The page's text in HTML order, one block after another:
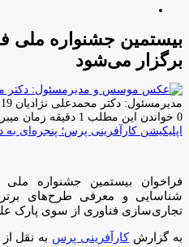
بیستمین جشنواره ملی
برگزار می‌شود
مدیرمسئول: دکتر محمدعلی نژادیان 19 مهر 1404 19:28
0 خواندن این مطلب 1 دقیقه زمان میبرد
اپلیکیشن کارآفرینی پرس؛ پنجره‌ای به
فراخوان بیستمین جشنواره
شناسایی و معرفی طرح‌های برتر
تجاری‌سازی فناوری از سوی پارک
به گزارشکارآفرینی پرس به نقل